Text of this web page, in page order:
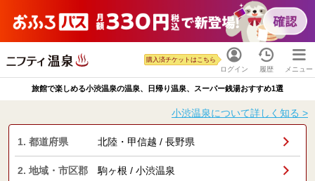
ログイン
購入済チケットはこちら
履歴 メニュー
旅館で楽しめる小渋温泉の温泉、日帰り温泉、スーパー銭湯おすすめ1選
小渋温泉について詳しく知る >
1. 都道府県 北陸・甲信越 / 長野県
2. 地域・市区郡 駒ヶ根 / 小渋温泉